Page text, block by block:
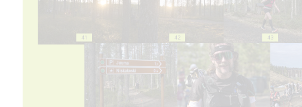
41 42 43